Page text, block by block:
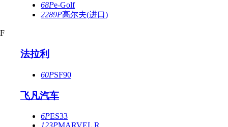
68Pe-Golf
2289P高尔夫(进口)
F
法拉利
60PSF90
飞凡汽车
6PES33